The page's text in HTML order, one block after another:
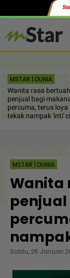
MSTAR | DUNIA
Wanita rasa bertuah
penjual bagi
percuma, terus loya
tekak nampak 'inti'
MSTAR | DUNIA
Wanita
Sabtu, 26 Januari